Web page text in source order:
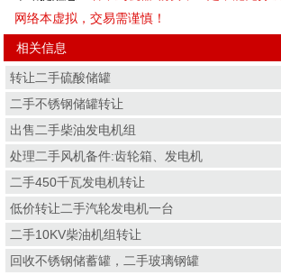
网络本虚拟，交易需谨慎！
相关信息
转让二手硫酸储罐
二手不锈钢储罐转让
出售二手柴油发电机组
处理二手风机备件:齿轮箱、发电机
二手450千瓦发电机转让
低价转让二手汽轮发电机一台
二手10KV柴油机组转让
回收不锈钢储蓄罐，二手玻璃钢罐